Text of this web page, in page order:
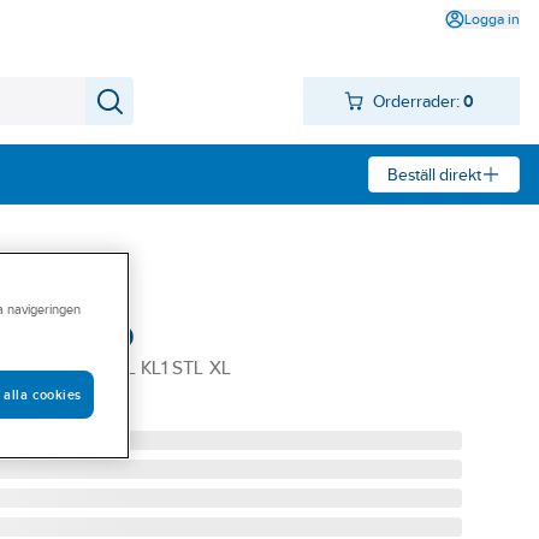
Logga in
Orderrader: 0
Beställ direkt
1030
GUL VARSEL KL1 STL XL
navigeringen
alla cookies